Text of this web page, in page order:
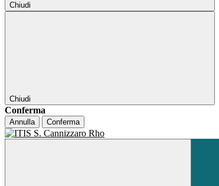
Chiudi
Chiudi
Conferma
Annulla Conferma